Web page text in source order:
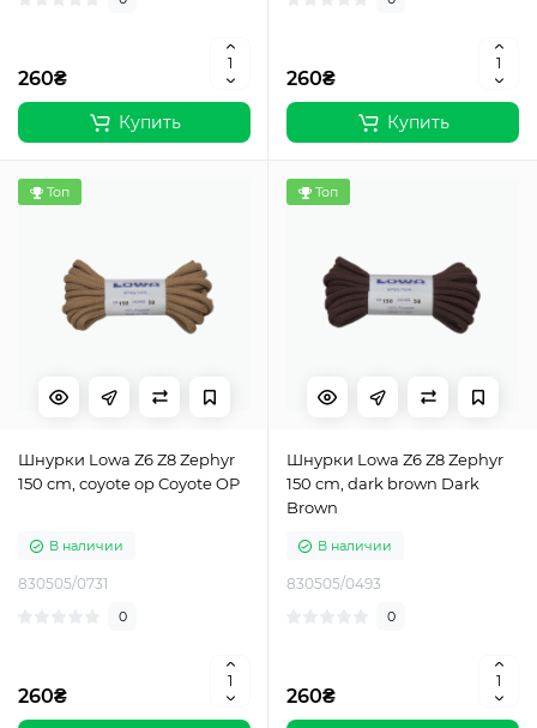
260₴
Купить
260₴
Купить
Топ
Шнурки Lowa Z6 Z8 Zephyr
150 cm, coyote op Coyote OP
В наличии
830505/0731
0
260₴
Топ
Шнурки Lowa Z6 Z8 Zephyr
150 cm, dark brown Dark
Brown
В наличии
830505/0493
0
260₴